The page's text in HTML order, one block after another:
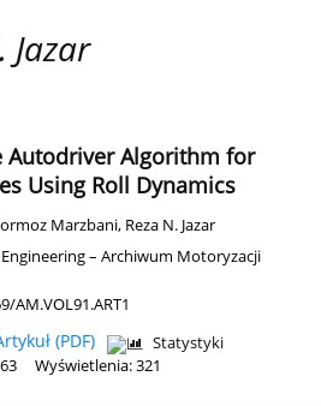
Jazar
Algorithm for
Using Roll Dynamics
Marzbani, Reza N. Jazar
– Archiwum Motoryzacji
AM.VOL91.ART1
(PDF)
Statystyki
Wyświetlenia: 321